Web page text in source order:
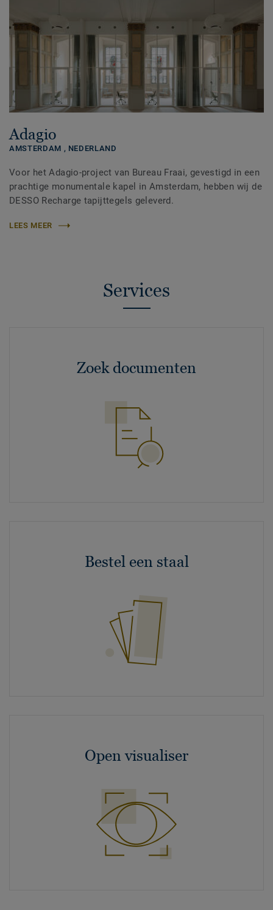
Adagio
AMSTERDAM , NEDERLAND
Voor het Adagio-project van Bureau Fraai, gevestigd in een
prachtige monumentale kapel in Amsterdam, hebben wij de
DESSO Recharge tapijttegels geleverd.
LEES MEER
Services
Zoek documenten
Bestel een staal
Open visualiser